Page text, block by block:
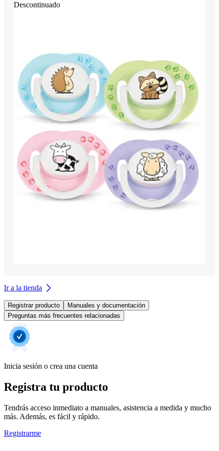
Descontinuado
Ir a la tienda
Registrar producto
Manuales y documentación
Preguntas más frecuentes relacionadas
Inicia sesión o crea una cuenta
Registra tu producto
Tendrás acceso inmediato a manuales, asistencia a medida y mucho
más. Además, es fácil y rápido.
Registrarme